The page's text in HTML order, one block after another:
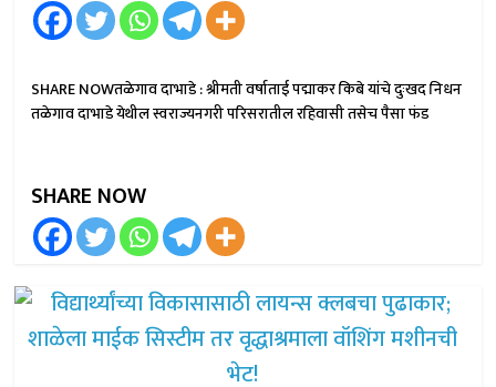
SHARE NOWतळेगाव दाभाडे : श्रीमती वर्षाताई पद्माकर किबे यांचे दुःखद निधन
तळेगाव दाभाडे येथील स्वराज्यनगरी परिसरातील रहिवासी तसेच पैसा फंड
SHARE NOW